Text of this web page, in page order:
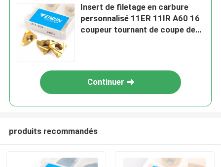
Insert de filetage en carbure
personnalisé 11ER 11IR A60 16
coupeur tournant de coupe de
Continuer
produits recommandés